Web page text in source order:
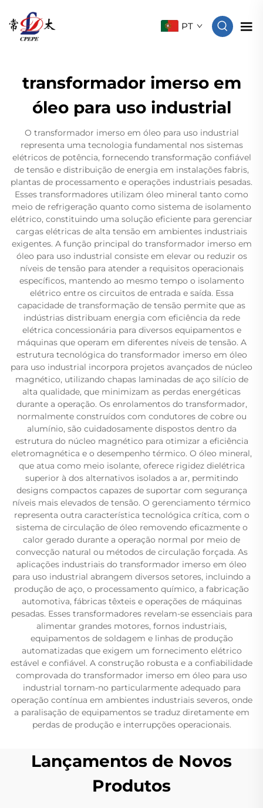
PT
transformador imerso em
óleo para uso industrial
O transformador imerso em óleo para uso industrial
representa uma tecnologia fundamental nos sistemas
elétricos de potência, fornecendo transformação confiável
de tensão e distribuição de energia em instalações fabris,
plantas de processamento e operações industriais pesadas.
Esses transformadores utilizam óleo mineral tanto como
meio de refrigeração quanto como sistema de isolamento
elétrico, constituindo uma solução eficiente para gerenciar
cargas elétricas de alta tensão em ambientes industriais
exigentes. A função principal do transformador imerso em
óleo para uso industrial consiste em elevar ou reduzir os
níveis de tensão para atender a requisitos operacionais
específicos, mantendo ao mesmo tempo o isolamento
elétrico entre os circuitos de entrada e saída. Essa
capacidade de transformação de tensão permite que as
indústrias distribuam energia com eficiência da rede
elétrica concessionária para diversos equipamentos e
máquinas que operam em diferentes níveis de tensão. A
estrutura tecnológica do transformador imerso em óleo
para uso industrial incorpora projetos avançados de núcleo
magnético, utilizando chapas laminadas de aço silício de
alta qualidade, que minimizam as perdas energéticas
durante a operação. Os enrolamentos do transformador,
normalmente construídos com condutores de cobre ou
alumínio, são cuidadosamente dispostos dentro da
estrutura do núcleo magnético para otimizar a eficiência
eletromagnética e o desempenho térmico. O óleo mineral,
que atua como meio isolante, oferece rigidez dielétrica
superior à dos alternativos isolados a ar, permitindo
designs compactos capazes de suportar com segurança
níveis mais elevados de tensão. O gerenciamento térmico
representa outra característica tecnológica crítica, com o
sistema de circulação de óleo removendo eficazmente o
calor gerado durante a operação normal por meio de
convecção natural ou métodos de circulação forçada. As
aplicações industriais do transformador imerso em óleo
para uso industrial abrangem diversos setores, incluindo a
produção de aço, o processamento químico, a fabricação
automotiva, fábricas têxteis e operações de máquinas
pesadas. Esses transformadores revelam-se essenciais para
alimentar grandes motores, fornos industriais,
equipamentos de soldagem e linhas de produção
automatizadas que exigem um fornecimento elétrico
estável e confiável. A construção robusta e a confiabilidade
comprovada do transformador imerso em óleo para uso
industrial tornam-no particularmente adequado para
operação contínua em ambientes industriais severos, onde
a paralisação de equipamentos se traduz diretamente em
perdas de produção e interrupções operacionais.
Lançamentos de Novos
Produtos